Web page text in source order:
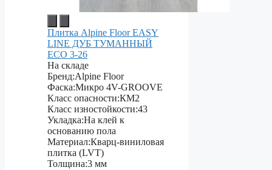
Плитка Alpine Floor EASY
LINE ДУБ ТУМАННЫЙ
ECO 3-26
На складе
Бренд:Alpine Floor
Фаска:Микро 4V-GROOVE
Класс опасности:КМ2
Класс изностойкости:43
Укладка:На клей к
основанию пола
Материал:Кварц-виниловая
плитка (LVT)
Толщина:3 мм